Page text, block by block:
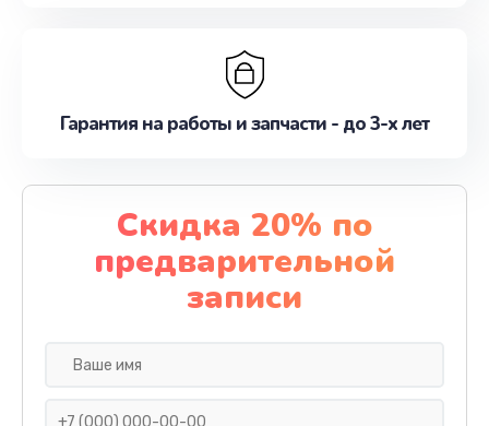
Гарантия на работы и запчасти - до 3-х лет
Скидка 20% по
предварительной
записи